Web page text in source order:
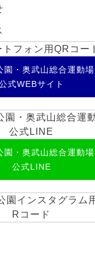
園・奥武山総合運動場
式WEBサイト
園・奥武山総合運動場
公式LINE